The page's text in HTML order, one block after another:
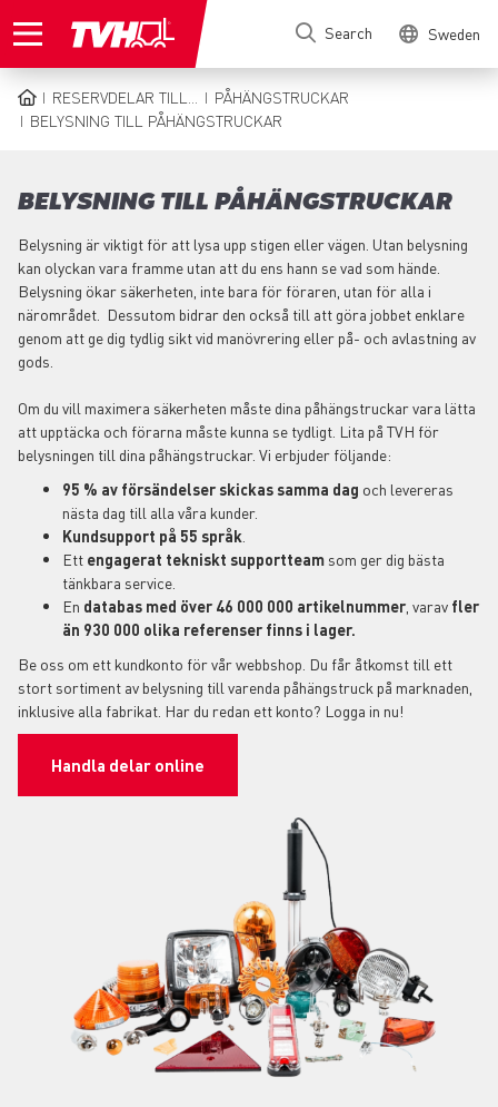
to
Search Sweden
BREADCRUMB
RESERVDELAR TILL...
PÅHÄNGSTRUCKAR
BELYSNING TILL PÅHÄNGSTRUCKAR
BELYSNING TILL PÅHÄNGSTRUCKAR
Belysning är viktigt för att lysa upp stigen eller vägen. Utan belysning
kan olyckan vara framme utan att du ens hann se vad som hände.
Belysning ökar säkerheten, inte bara för föraren, utan för alla i
närområdet. Dessutom bidrar den också till att göra jobbet enklare
genom att ge dig tydlig sikt vid manövrering eller på- och avlastning av
gods.
Om du vill maximera säkerheten måste dina påhängstruckar vara lätta
att upptäcka och förarna måste kunna se tydligt. Lita på TVH för
belysningen till dina påhängstruckar. Vi erbjuder följande:
95 % av försändelser skickas samma dag och levereras
nästa dag till alla våra kunder.
Kundsupport på 55 språk
Ett engagerat tekniskt supportteam som ger dig bästa
tänkbara service.
En databas med över 46 000 000 artikelnummer , varav fler
än 930 000 olika referenser finns i lager.
Be oss om ett kundkonto för vår webbshop. Du får åtkomst till ett
stort sortiment av belysning till varenda påhängstruck på marknaden,
inklusive alla fabrikat. Har du redan ett konto? Logga in nu!
Handla delar online